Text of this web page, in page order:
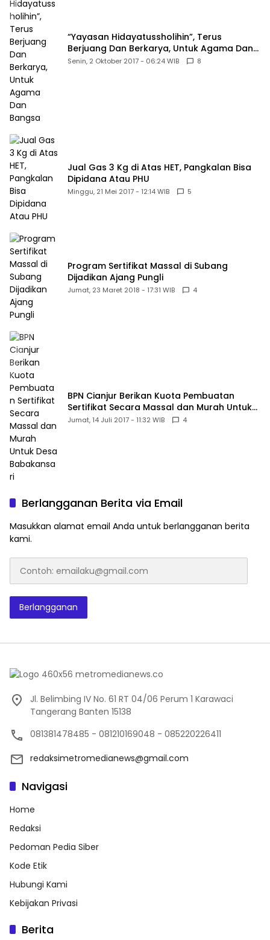
“Yayasan Hidayatussholihin”, Terus
Berjuang Dan Berkarya, Untuk Agama Dan
Bangsa
Senin, 2 Oktober 2017 - 06:24 WIB 8
Jual Gas 3 Kg di Atas HET, Pangkalan Bisa
Dipidana Atau PHU
Minggu, 21 Mei 2017 - 12:14 WIB 5
Program Sertifikat Massal di Subang
Dijadikan Ajang Pungli
Jumat, 23 Maret 2018 - 17:31 WIB 4
BPN Cianjur Berikan Kuota Pembuatan
Sertifikat Secara Massal dan Murah Untuk
Desa Babakansari
Jumat, 14 Juli 2017 - 11:32 WIB 4
Berlangganan Berita via Email
Masukkan alamat email Anda untuk berlangganan berita
kami.
emailaku@gmail.com
Berlangganan
Jl. Belimbing IV No. 61 RT 04/06 Perum 1 Karawaci
Tangerang Banten 15138
081381478485 - 081210169048 - 085220226411
redaksimetromedianews@gmail.com
Navigasi
Home
Redaksi
Pedoman Pedia Siber
Kode Etik
Hubungi Kami
Kebijakan Privasi
Berita